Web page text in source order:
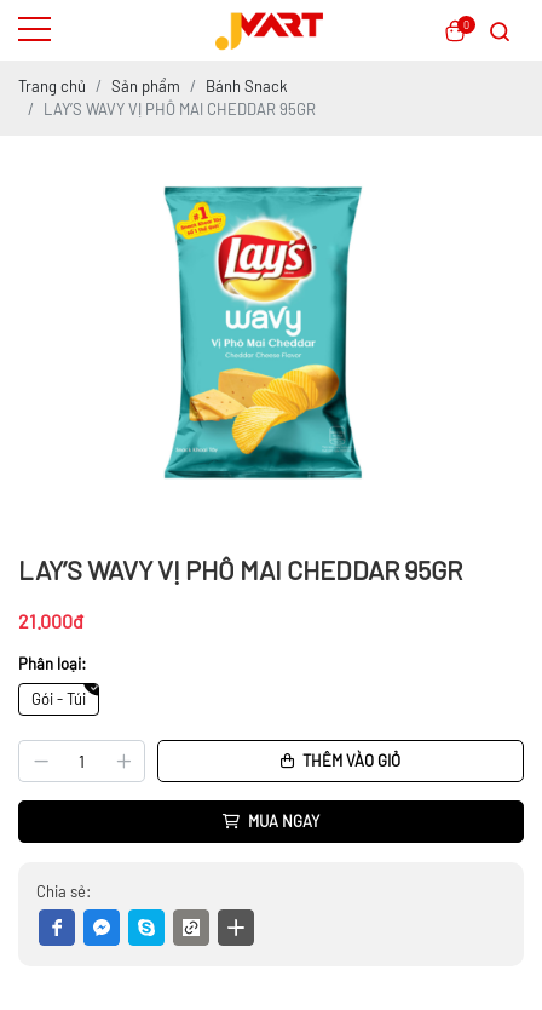
0
Trang chủ Sản phẩm
Bánh Snack
LAY’S WAVY VỊ PHÔ MAI CHEDDAR 95GR
LAY’S WAVY VỊ PHÔ MAI CHEDDAR 95GR
21.000đ
Phân loại:
Gói - Túi
THÊM VÀO GIỎ
MUA NGAY
Chia sẻ: